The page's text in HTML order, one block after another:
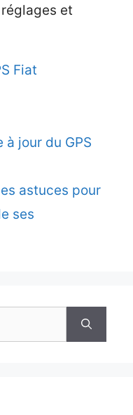
et
Fiat
jour du GPS
astuces pour
ses